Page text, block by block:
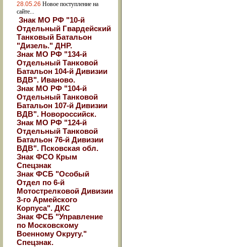
28.05.26 Новое поступление на
сайте...
Знак МО РФ "10-й
Отдельный Гвардейский
Танковый Батальон
"Дизель." ДНР.
Знак МО РФ "134-й
Отдельный Танковой
Батальон 104-й Дивизии
ВДВ". Иваново.
Знак МО РФ "104-й
Отдельный Танковой
Батальон 107-й Дивизии
ВДВ". Новороссийск.
Знак МО РФ "124-й
Отдельный Танковой
Батальон 76-й Дивизии
ВДВ". Псковская обл.
Знак ФСО Крым
Спецзнак
Знак ФСБ "Особый
Отдел по 6-й
Мотострелковой Дивизии
3-го Армейского
Корпуса". ДКС
Знак ФСБ "Управление
по Московскому
Военному Округу."
Спецзнак.